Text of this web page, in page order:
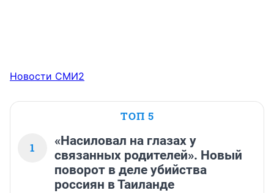
Новости СМИ2
ТОП 5
1
«Насиловал на глазах у
связанных родителей». Новый
поворот в деле убийства
россиян в Таиланде